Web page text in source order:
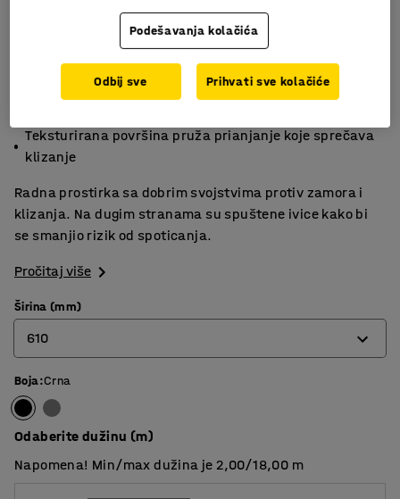
Pruža olakšanje za stopala i sprečava umor
Teksturirana površina pruža prianjanje koje sprečava
klizanje
Radna prostirka sa dobrim svojstvima protiv zamora i
klizanja. Na dugim stranama su spuštene ivice kako bi
se smanjio rizik od spoticanja.
Pročitaj više
Širina (mm)
610
610
910
Boja:Crna
Odaberite dužinu (m)
Napomena! Min/max dužina je 2,00/18,00 m
Podešavanja kolačića
Odbij sve Prihvati sve kolačiće